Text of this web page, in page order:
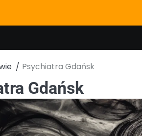
Psychiatra Gdańsk
Gdańsk